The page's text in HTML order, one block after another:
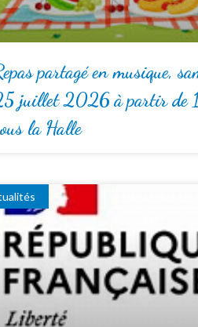
partagé en musique,
juillet 2026 à partir de
la Halle